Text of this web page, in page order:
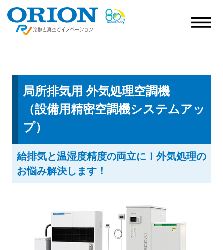
局所排気用 外気処理空調機
（設備用精密空調機システムアッ
プ）
給排気と温湿度精度の両立に！外気処理の
お悩み解決します！